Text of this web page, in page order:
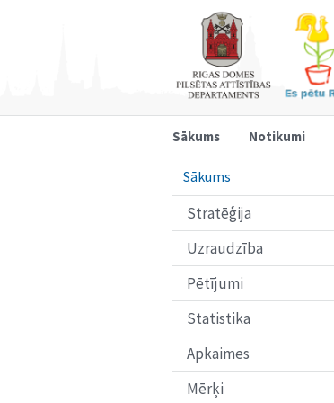
Sākums Notikumi
Sākums
Stratēģija
Uzraudzība
Pētījumi
Statistika
Apkaimes
Mērķi